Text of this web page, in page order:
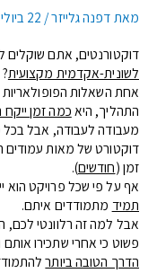
מאת דפנה גלייזר/ 22 ביולי 2023
דוקטורנטים, אתם
לשונית-אקדמית מקצועית
אחת השאלות הפופולאריות
התהליך, היא כמה זמן
מעבודה לעבודה, אבל
דוקטורט של מאות עמודים
זמן (חודשים).
אף על פי שכל פרויקט הוא
תמיד מתמודדים איתם.
אבל למה זה רלוונטי לכם,
פשוט כי אחרי שתכירו
הדרך הטובה ביותר